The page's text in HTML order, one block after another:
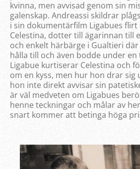
kvinna, men avvisad genom sin
galenskap. Andreassi skildrar
i sin dokumentärfilm Ligabues flirt
Celestina, dotter till ägarinnan till
och enkelt härbärge i Gualtieri
hålla till och även bodde under en
Ligabue kurtiserar Celestina och
om en kyss, men hur hon drar sig
hon inte direkt avvisar sin
är väl medveten om Ligabues
henne teckningar och målar av
snart kommer att betinga höga